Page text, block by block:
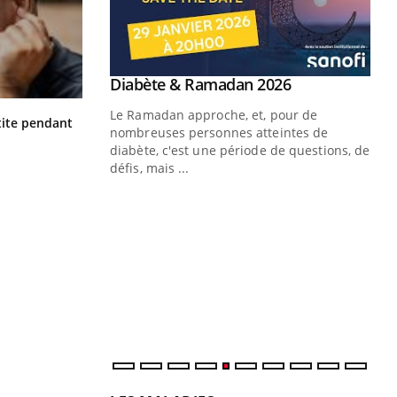
pendant Hantavirus : un cas détecté chez un
touriste en France
Mains : se
tout nouveau
Youtube
Diabète & Ramadan 2026Youtube
Le Ramadan approche, et, pour de
nombreuses personnes atteintes de
diabète, c'est une période de questions, de
défis, mais ...